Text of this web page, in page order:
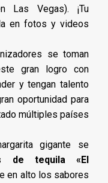
Las Vegas). ¡Tu
en fotos y videos
se toman
gran logro con
y tengan talento
oportunidad para
múltiples países
gigante se
de tequila «El
en alto los sabores